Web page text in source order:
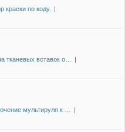
краски по коду.
тканевых вставок о…
мультируля к …